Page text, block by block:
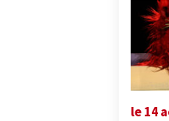
le 14